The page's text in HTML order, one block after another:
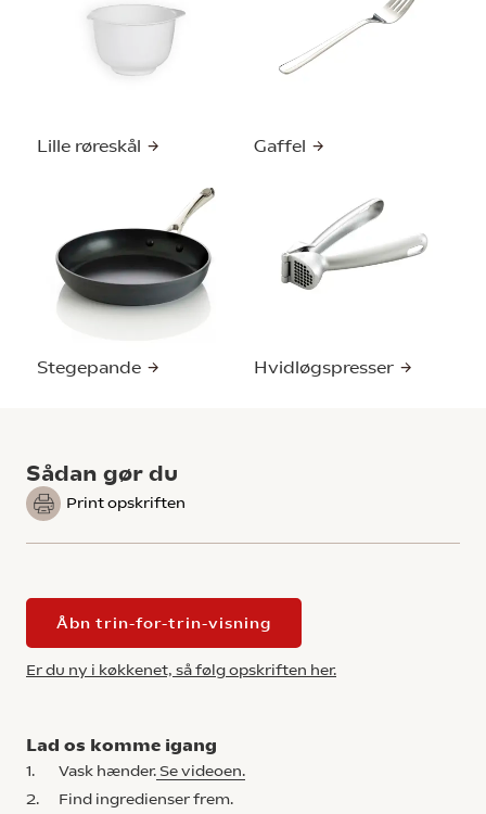
Lille røreskål Gaffel
Stegepande Hvidløgspresser
Sådan gør du
Print opskriften
Åbn trin-for-trin-visning
Er du ny i køkkenet, så følg opskriften her.
Lad os komme igang
1. Vask hænder. Se videoen.
2.
Find ingredienser frem.